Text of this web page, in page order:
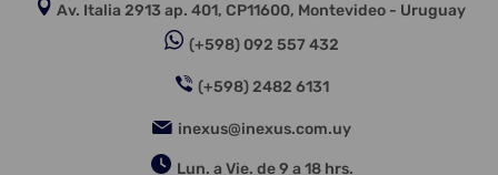
Av. Italia 2913 ap. 401, CP11600, Montevideo - Uruguay
(+598) 092 557 432
(+598) 2482 6131
inexus@inexus.com.uy
Lun. a Vie. de 9 a 18 hrs.